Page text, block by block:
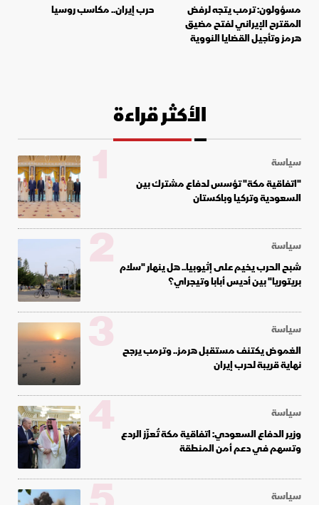
مسؤولون: ترمب يتجه لرفض
المقترح الإيراني لفتح مضيق
هرمز وتأجيل القضايا النووية
حرب إيران.. مكاسب روسيا
الأكثر قراءة
سياسة
"اتفاقية مكة" تؤسس لدفاع مشترك بين
السعودية وتركيا وباكستان
1
سياسة
شبح الحرب يخيم على إثيوبيا.. هل ينهار "سلام
بريتوريا" بين أديس أبابا وتيجراي؟
2
سياسة
الغموض يكتنف مستقبل هرمز.. وترمب يرجح
نهاية قريبة لحرب إيران
3
سياسة
وزير الدفاع السعودي: اتفاقية مكة تُعزّز الردع
وتسهم في دعم أمن المنطقة
4
سياسة